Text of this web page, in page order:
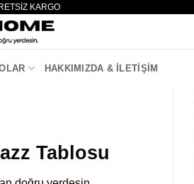
KARGO
HAKKIMIZDA & İLETIŞIM
Tablosu